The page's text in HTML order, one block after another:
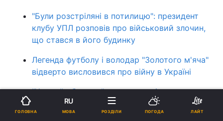
"Були розстріляні в потилицю": президент
клубу УПЛ розповів про військовий злочин,
що стався в його будинку
Легенда футболу і володар "Золотого м'яча"
відверто висловився про війну в Україні
"Хворий ублюдок": легенда тенісу
відреагував на покладання квітів Путіним
Києву та Одесі
ГОЛОВНА
RU
МОВА РОЗДІЛИ ПОГОДА ЛАЙТ